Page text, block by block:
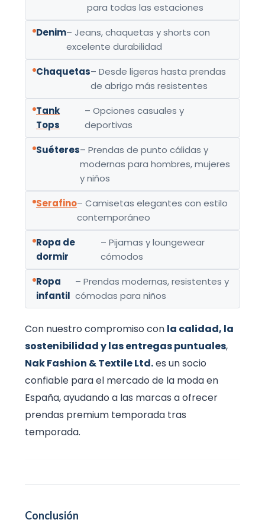
para todas las estaciones
Denim– Jeans, chaquetas y shorts con
excelente durabilidad
Chaquetas– Desde ligeras hasta prendas
de abrigo más resistentes
Tank
Tops
– Opciones casuales y
deportivas
Suéteres– Prendas de punto cálidas y
modernas para hombres, mujeres
y niños
Serafino– Camisetas elegantes con estilo
contemporáneo
Ropa de
dormir
– Pijamas y loungewear
cómodos
Ropa
infantil
– Prendas modernas, resistentes y
cómodas para niños
Con nuestro compromiso con la calidad, la
sostenibilidad y las entregas puntuales,
Nak Fashion & Textile Ltd.es un socio
confiable para el mercado de la moda en
España, ayudando a las marcas a ofrecer
prendas premium temporada tras
temporada.
Conclusión